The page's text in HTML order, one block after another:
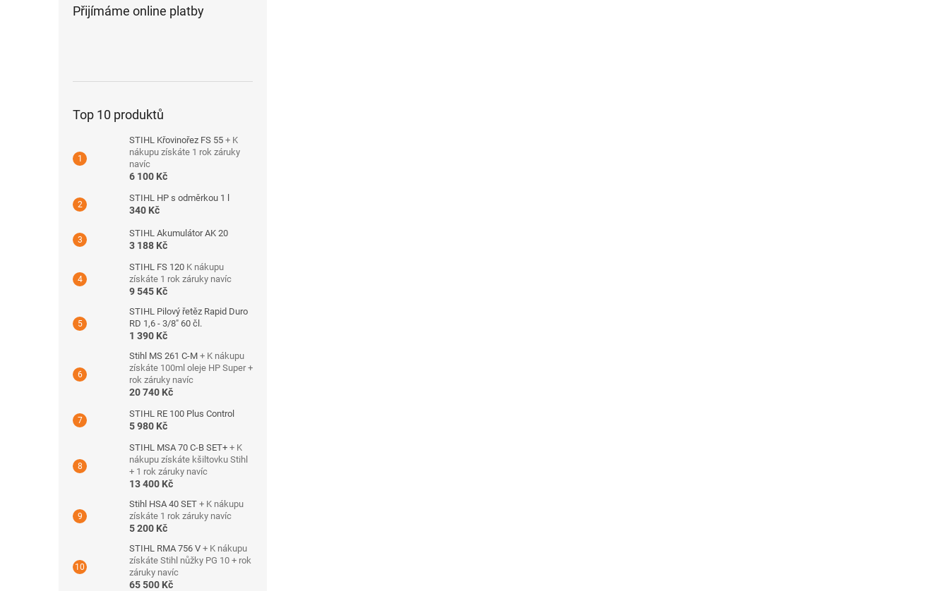
Přijímáme online platby
Top 10 produktů
STIHL Křovinořez FS 55 + K
nákupu získáte 1 rok záruky
navíc
6 100 Kč
STIHL HP s odměrkou 1 l
340 Kč
STIHL Akumulátor AK 20
3 188 Kč
STIHL FS 120 K nákupu
získáte 1 rok záruky navíc
9 545 Kč
STIHL Pilový řetěz Rapid Duro
RD 1,6 - 3/8" 60 čl.
1 390 Kč
Stihl MS 261 C-M + K nákupu
získáte 100ml oleje HP Super +
rok záruky navíc
20 740 Kč
STIHL RE 100 Plus Control
5 980 Kč
STIHL MSA 70 C-B SET+ + K
nákupu získáte kšiltovku Stihl
+ 1 rok záruky navíc
13 400 Kč
Stihl HSA 40 SET + K nákupu
získáte 1 rok záruky navíc
5 200 Kč
STIHL RMA 756 V + K nákupu
získáte Stihl nůžky PG 10 + rok
záruky navíc
65 500 Kč